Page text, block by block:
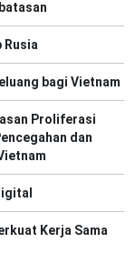
Rusia
bagi Vietnam
Proliferasi
dan
Kerja Sama